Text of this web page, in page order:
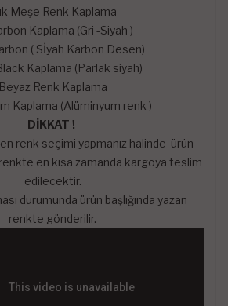
Meşe Renk Kaplama
Kaplama (Gri -Siyah )
( Sİyah Karbon Desen)
Kaplama (Parlak siyah)
Beyaz Renk Kaplama
Kaplama (Alüminyum renk )
DİKKAT !
renk seçimi yapmanız halinde ürün
en kısa zamanda kargoya teslim
edilecektir.
durumunda ürün başlığında yazan
renkte gönderilir.